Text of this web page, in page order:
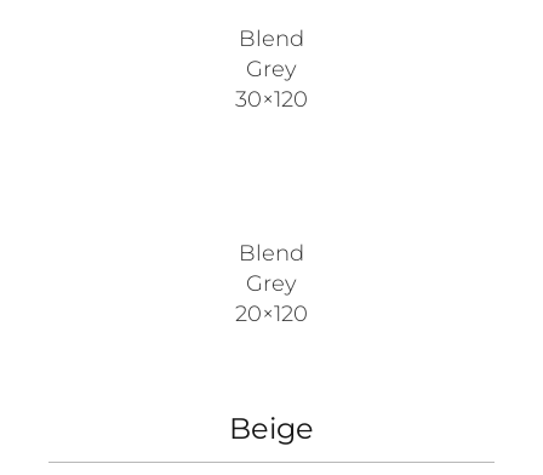
Blend
Grey
30×120
Blend
Grey
20×120
Beige